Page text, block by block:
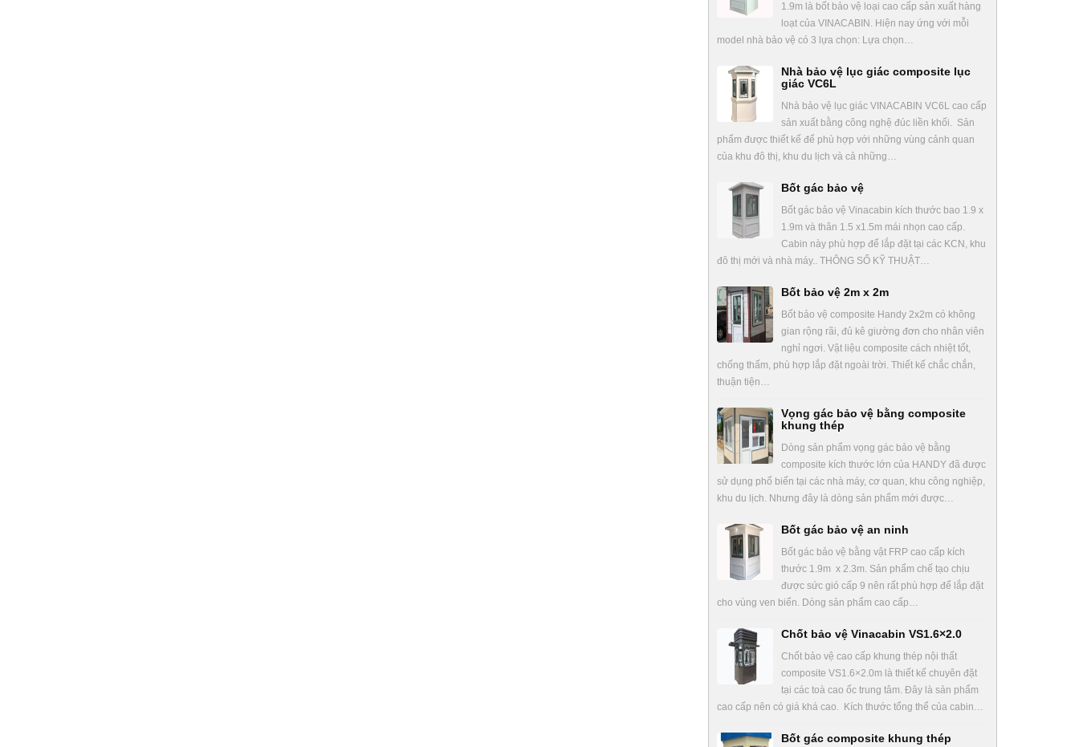
1.9m là bốt bảo vệ loại cao cấp sản xuất hàng
loạt của VINACABIN. Hiện nay ứng với mỗi
model nhà bảo vệ có 3 lựa chọn: Lựa chọn…
Nhà bảo vệ lục giác composite lục
giác VC6L
Nhà bảo vệ lục giác VINACABIN VC6L cao cấp
sản xuất bằng công nghệ đúc liền khối. Sản
phẩm được thiết kế để phù hợp với những vùng cảnh quan
của khu đô thị, khu du lịch và cả những…
Bốt gác bảo vệ
Bốt gác bảo vệ Vinacabin kích thước bao 1.9 x
1.9m và thân 1.5 x1.5m mái nhọn cao cấp.
Cabin này phù hợp để lắp đặt tại các KCN, khu
đô thị mới và nhà máy.. THÔNG SỐ KỸ THUẬT…
Bốt bảo vệ 2m x 2m
Bốt bảo vệ composite Handy 2x2m có không
gian rộng rãi, đủ kê giường đơn cho nhân viên
nghỉ ngơi. Vật liệu composite cách nhiệt tốt,
chống thấm, phù hợp lắp đặt ngoài trời. Thiết kế chắc chắn,
thuận tiện…
Vọng gác bảo vệ bằng composite
khung thép
Dòng sản phẩm vọng gác bảo vệ bằng
composite kích thước lớn của HANDY đã được
sử dụng phổ biến tại các nhà máy, cơ quan, khu công nghiệp,
khu du lịch. Nhưng đây là dòng sản phẩm mới được…
Bốt gác bảo vệ an ninh
Bốt gác bảo vệ bằng vật FRP cao cấp kích
thước 1.9m x 2.3m. Sản phẩm chế tạo chịu
được sức gió cấp 9 nên rất phù hợp để lắp đặt
cho vùng ven biển. Dòng sản phẩm cao cấp…
Chốt bảo vệ Vinacabin VS1.6×2.0
Chốt bảo vệ cao cấp khung thép nội thất
composite VS1.6×2.0m là thiết kế chuyên đặt
tại các toà cao ốc trung tâm. Đây là sản phẩm
cao cấp nên có giá khá cao. Kích thước tổng thể của cabin…
Bốt gác composite khung thép